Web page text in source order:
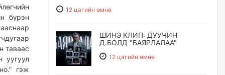
бүрэн
таваас
уугуул
гэж
12 цагийн өмнө
ШИНЭ КЛИП: ДУУЧИН
Д.БОЛД "БАЯРЛАЛАА"
12 цагийн өмнө